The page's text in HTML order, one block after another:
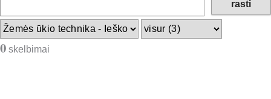
0 skelbimai